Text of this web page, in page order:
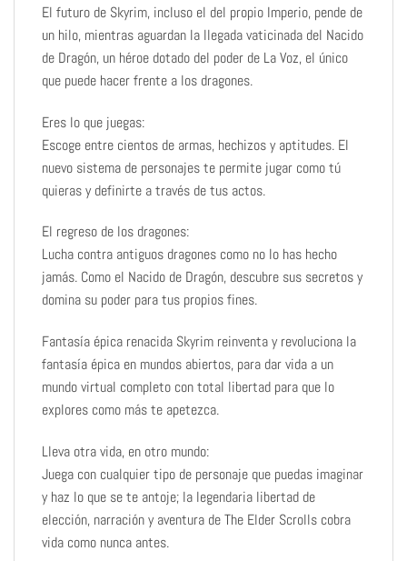
El futuro de Skyrim, incluso el del propio Imperio, pende de
un hilo, mientras aguardan la llegada vaticinada del Nacido
de Dragón, un héroe dotado del poder de La Voz, el único
que puede hacer frente a los dragones.
Eres lo que juegas:
Escoge entre cientos de armas, hechizos y aptitudes. El
nuevo sistema de personajes te permite jugar como tú
quieras y definirte a través de tus actos.
El regreso de los dragones:
Lucha contra antiguos dragones como no lo has hecho
jamás. Como el Nacido de Dragón, descubre sus secretos y
domina su poder para tus propios fines.
Fantasía épica renacida Skyrim reinventa y revoluciona la
fantasía épica en mundos abiertos, para dar vida a un
mundo virtual completo con total libertad para que lo
explores como más te apetezca.
Lleva otra vida, en otro mundo:
Juega con cualquier tipo de personaje que puedas imaginar
y haz lo que se te antoje; la legendaria libertad de
elección, narración y aventura de The Elder Scrolls cobra
vida como nunca antes.